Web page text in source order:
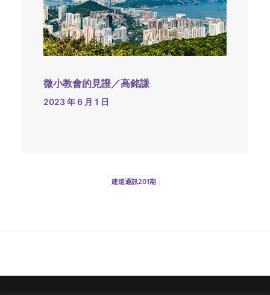
微小教會的見證／高銘謙
2023 年 6 月 1 日
建道通訊201期